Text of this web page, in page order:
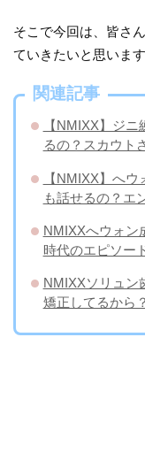
そこで今回は、皆さ
ていきたいと思います
関連記事
【NMIXX】ジ
るの？スカウト
【NMIXX】へ
も話せるの？エ
NMIXXへウォン
時代のエピソー
NMIXXソリュン
矯正してるから？